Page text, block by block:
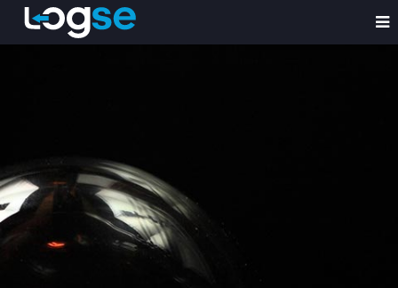
SUA EMPRESA
PRECISA